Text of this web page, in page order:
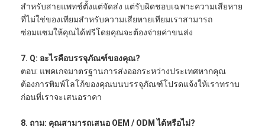
สำหรับสายแพทช์ตั้งแต่จัดส่ง แต่รับผิดชอบเฉพาะความเสียหาย
ที่ไม่ใช่ของเทียมสำหรับความเสียหายเทียมเราสามารถ
ซ่อมแซมให้คุณได้ฟรีโดยคุณจะต้องจ่ายค่าขนส่ง
7. Q: อะไรคือบรรจุภัณฑ์ของคุณ?
ตอบ: แพคเกจมาตรฐานการส่งออกระหว่างประเทศหากคุณ
ต้องการพิมพ์โลโก้ของคุณบนบรรจุภัณฑ์โปรดแจ้งให้เราทราบ
ก่อนที่เราจะเสนอราคา
8. ถาม: คุณสามารถเสนอ OEM / ODM ได้หรือไม่?